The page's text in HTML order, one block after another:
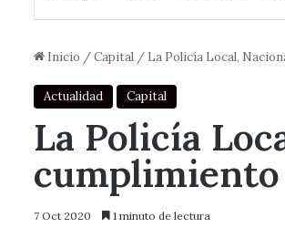
Inicio /Capital / La Policía Local,
Actualidad Capital
La Policía
cumplimiento
7 Oct 2020 1 minuto de lectura